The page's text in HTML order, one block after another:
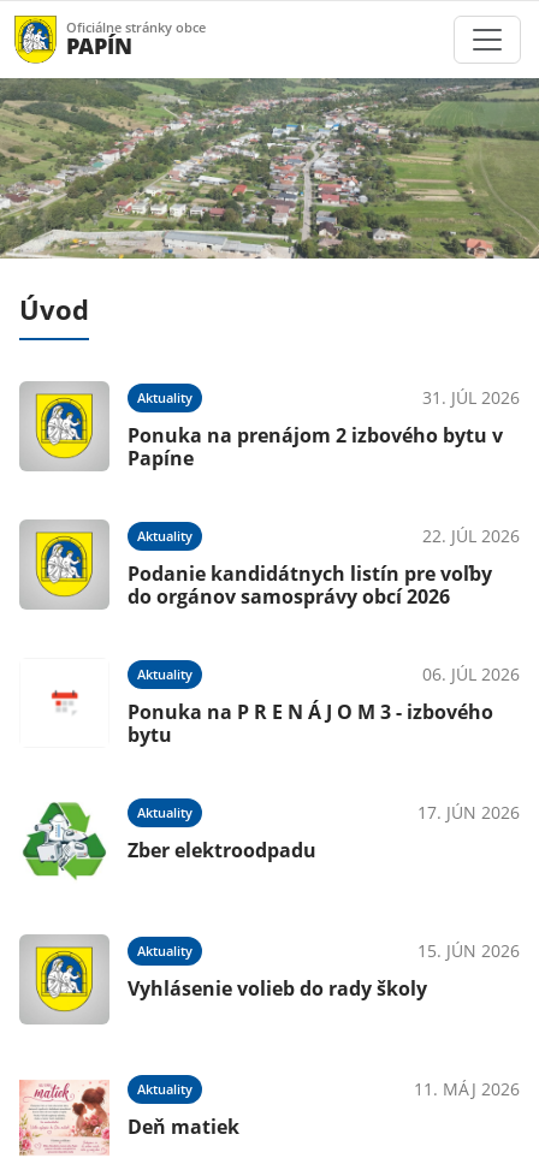
Oficiálne stránky obce
PAPÍN
Úvod
Aktuality 31. JÚL 2026
Ponuka na prenájom 2 izbového bytu v
Papíne
Aktuality 22. JÚL 2026
Podanie kandidátnych listín pre voľby
do orgánov samosprávy obcí 2026
Aktuality 06. JÚL 2026
Ponuka na P R E N Á J O M 3 - izbového
bytu
Aktuality 17. JÚN 2026
Zber elektroodpadu
Aktuality 15. JÚN 2026
Vyhlásenie volieb do rady školy
Aktuality 11. MÁJ 2026
Deň matiek